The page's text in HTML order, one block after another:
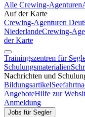
Alle Crewing-Agenturen
Auf der Karte
Crewing-Agenturen
NiederlandeCrewing-
der Karte
Trainingszentren für
Schulungsmaterialien
Nachrichten und
Bildungsartikel
AngeboteHilfe zur
Anmeldung
Jobs für Segler